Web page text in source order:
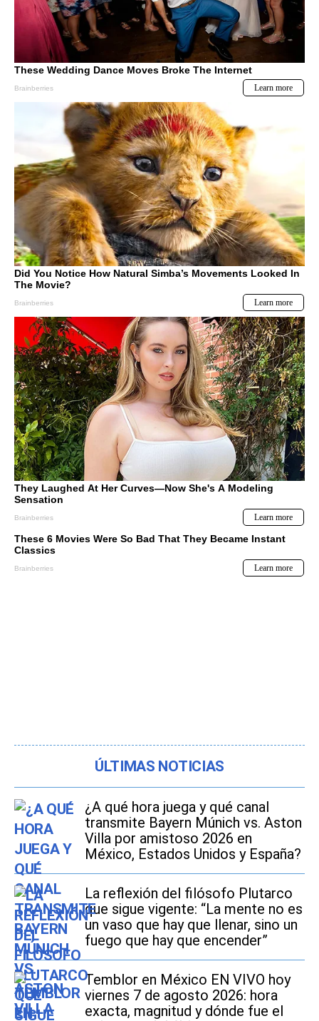
ÚLTIMAS NOTICIAS
¿A qué hora juega y qué canal
transmite Bayern Múnich vs. Aston
Villa por amistoso 2026 en
México, Estados Unidos y España?
La reflexión del filósofo Plutarco
que sigue vigente: “La mente no es
un vaso que hay que llenar, sino un
fuego que hay que encender”
Temblor en México EN VIVO hoy
viernes 7 de agosto 2026: hora
exacta, magnitud y dónde fue el